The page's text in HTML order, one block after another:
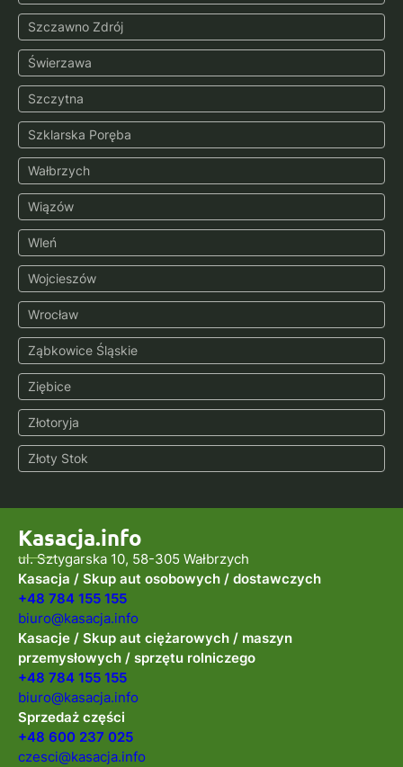
Szczawno Zdrój
Świerzawa
Szczytna
Szklarska Poręba
Wałbrzych
Wiązów
Wleń
Wojcieszów
Wrocław
Ząbkowice Śląskie
Ziębice
Złotoryja
Złoty Stok
Kasacja.info
ul. Sztygarska 10, 58-305 Wałbrzych
Kasacja / Skup aut osobowych / dostawczych
+48 784 155 155
biuro@kasacja.info
Kasacje / Skup aut ciężarowych / maszyn
przemysłowych / sprzętu rolniczego
+48 784 155 155
biuro@kasacja.info
Sprzedaż części
+48 600 237 025
czesci@kasacja.info